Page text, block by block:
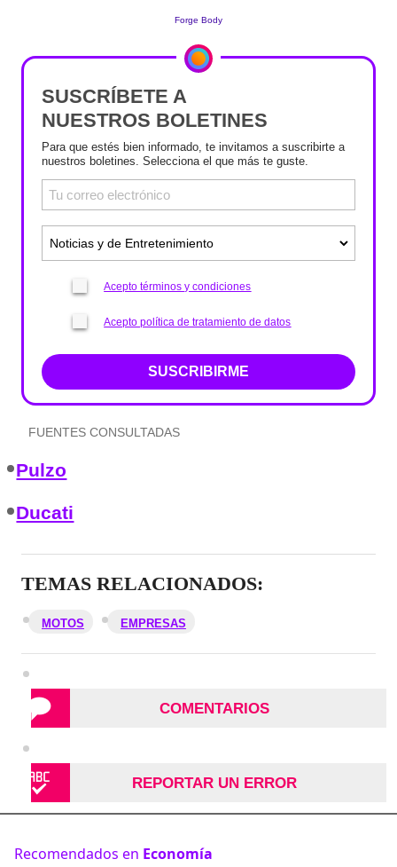
SUSCRÍBETE A
NUESTROS BOLETINES
Para que estés bien informado, te invitamos a suscribirte a
nuestros boletines. Selecciona el que más te guste.
Acepto términos y condiciones
Acepto política de tratamiento de datos
SUSCRIBIRME
FUENTES CONSULTADAS
Pulzo
Ducati
TEMAS RELACIONADOS:
MOTOS EMPRESAS
COMENTARIOS
REPORTAR UN ERROR
Recomendados en Economía